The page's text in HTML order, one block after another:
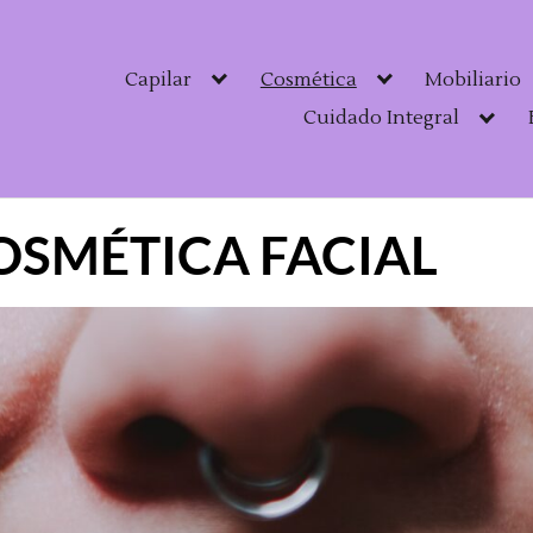
Capilar Cosmética
Mobiliario
Cuidado Integral
FACIAL